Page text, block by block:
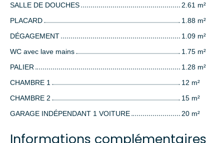
SALLE DE DOUCHES
2.61 m²
PLACARD
1.88 m²
DÉGAGEMENT
1.09 m²
WC avec lave mains
1.75 m²
PALIER
1.28 m²
CHAMBRE 1
12 m²
CHAMBRE 2
15 m²
GARAGE INDÉPENDANT 1 VOITURE
20 m²
Informations complémentaires